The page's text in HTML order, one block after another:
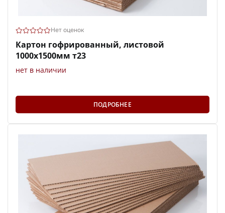
Нет оценок
Картон гофрированный, листовой
1000х1500мм т23
нет в наличии
ПОДРОБНЕЕ